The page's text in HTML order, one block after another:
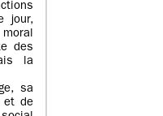
jour,
des
la
sa
et de